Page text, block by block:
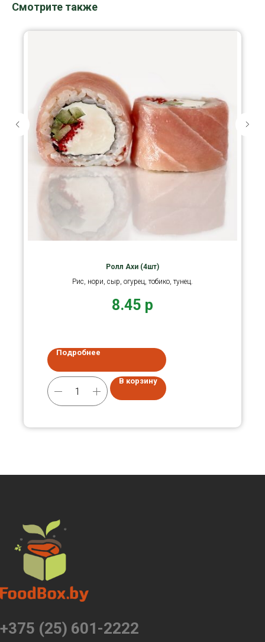
Смотрите также
Ролл Ахи (4шт)
Рис, нори, сыр, огурец, тобико, тунец.
8.45 р
Подробнее
В корзину
+375 (25) 601-2222